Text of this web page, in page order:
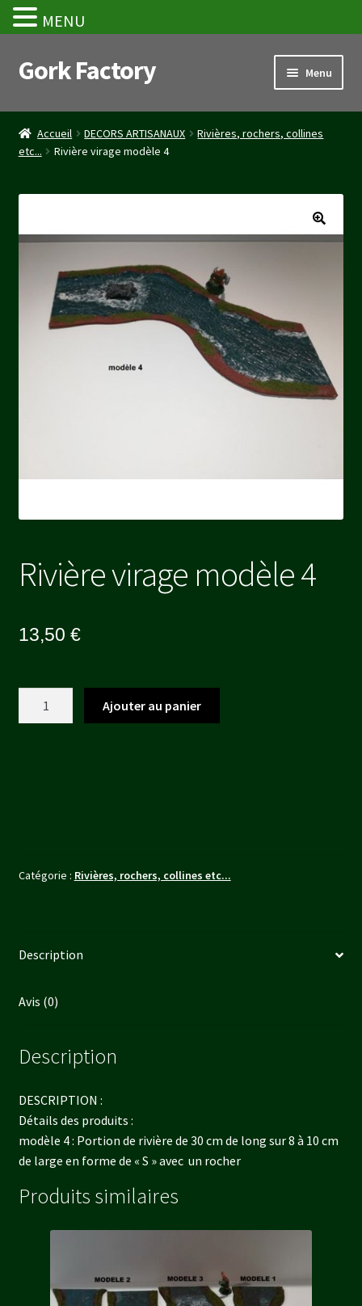
Aller
à
navigation
Aller
au
Gork Factory Menu
Accueil
CGV
Mon compte
Panier
Stripe Payment Success Page
Validation de la commande
Accueil DECORS ARTISANAUX
Rivières, rochers, collines
etc...
Rivière virage modèle 4
Rivière virage modèle 4
13,50 €
Ajouter au panier
Catégorie : Rivières, rochers, collines etc...
Description
Avis (0)
Description
DESCRIPTION :
Détails des produits :
modèle 4 : Portion de rivière de 30 cm de long sur 8 à 10 cm
de large en forme de « S » avec un rocher
Produits similaires
MENU